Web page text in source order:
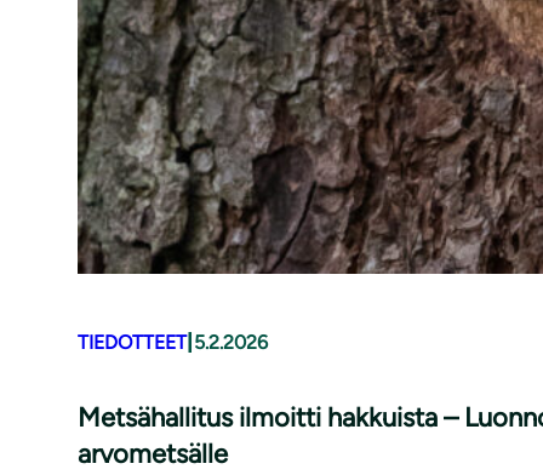
TIEDOTTEET| 5.2.2026
Metsähallitus ilmoitti hakkuista –
arvometsälle